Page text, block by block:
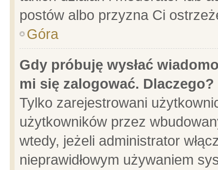
postów albo przyzna Ci
Góra
Gdy próbuję wysłać
mi się zalogować. Dlaczego?
Tylko zarejestrowani
użytkowników przez
wtedy, jeżeli administrator
nieprawidłowym używaniem